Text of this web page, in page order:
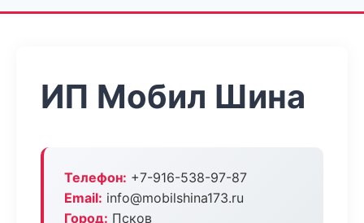
ИП Мобил Шина
Телефон: +7-916-538-97-87
Email: info@mobilshina173.ru
Город: Псков